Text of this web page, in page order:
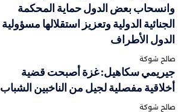
وانسحاب بعض الدول حماية المحكمة
الجنائية الدولية وتعزيز استقلالها مسؤولية
الدول الأطراف
صالح شوكة
جيريمي سكاهيل: غزة أصبحت قضية
أخلاقية مفصلية لجيل من الناخبين الشباب
صالح شوكة